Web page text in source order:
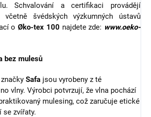
Schvalování a certifikaci provádějí
včetně švédských výzkumných ústavů
o Øko-tex 100 najdete zde: www.oeko-
bez mulesů
Safa jsou vyrobeny z té
vlny. Výrobci potvrzují, že vlna pochází
mulesing, což zaručuje etické
se zvířaty.